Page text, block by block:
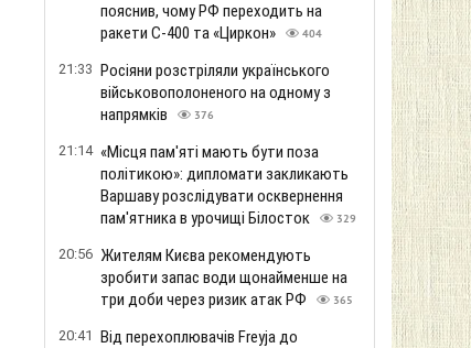
пояснив, чому РФ переходить на
ракети С-400 та «Циркон»
404
21:33 Росіяни розстріляли українського
військовополоненого на одному з
напрямків
376
21:14 «Місця пам'яті мають бути поза
політикою»: дипломати закликають
Варшаву розслідувати осквернення
пам'ятника в урочищі Білосток
329
20:56 Жителям Києва рекомендують
зробити запас води щонайменше на
три доби через ризик атак РФ
365
20:41 Від перехоплювачів Freyja до